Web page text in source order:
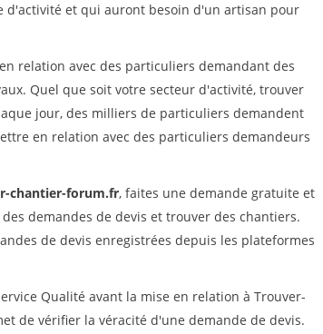
d'activité et qui auront besoin d'un artisan pour
relation avec des particuliers demandant des
Quel que soit votre secteur d'activité, trouver
jour, des milliers de particuliers demandent
en relation avec des particuliers demandeurs
chantier-forum.fr, faites une demande gratuite et
demandes de devis et trouver des chantiers.
de devis enregistrées depuis les plateformes
Qualité avant la mise en relation à Trouver-
de vérifier la véracité d'une demande de devis.